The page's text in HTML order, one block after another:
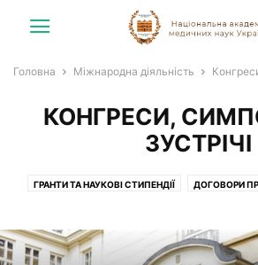
Головна Міжнародна діяльність
КОНГРЕСИ,
ЗУСТРІЧІ
ГРАНТИ ТА НАУКОВІ СТИПЕНДІЇ ДОГОВОРИ